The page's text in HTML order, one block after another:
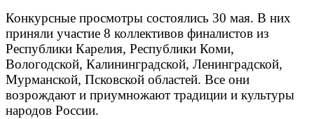
Конкурсные просмотры состоялись 30 мая. В них
приняли участие 8 коллективов финалистов из
Республики Карелия, Республики Коми,
Вологодской, Калининградской, Ленинградской,
Мурманской, Псковской областей. Все они
возрождают и приумножают традиции и культуры
народов России.